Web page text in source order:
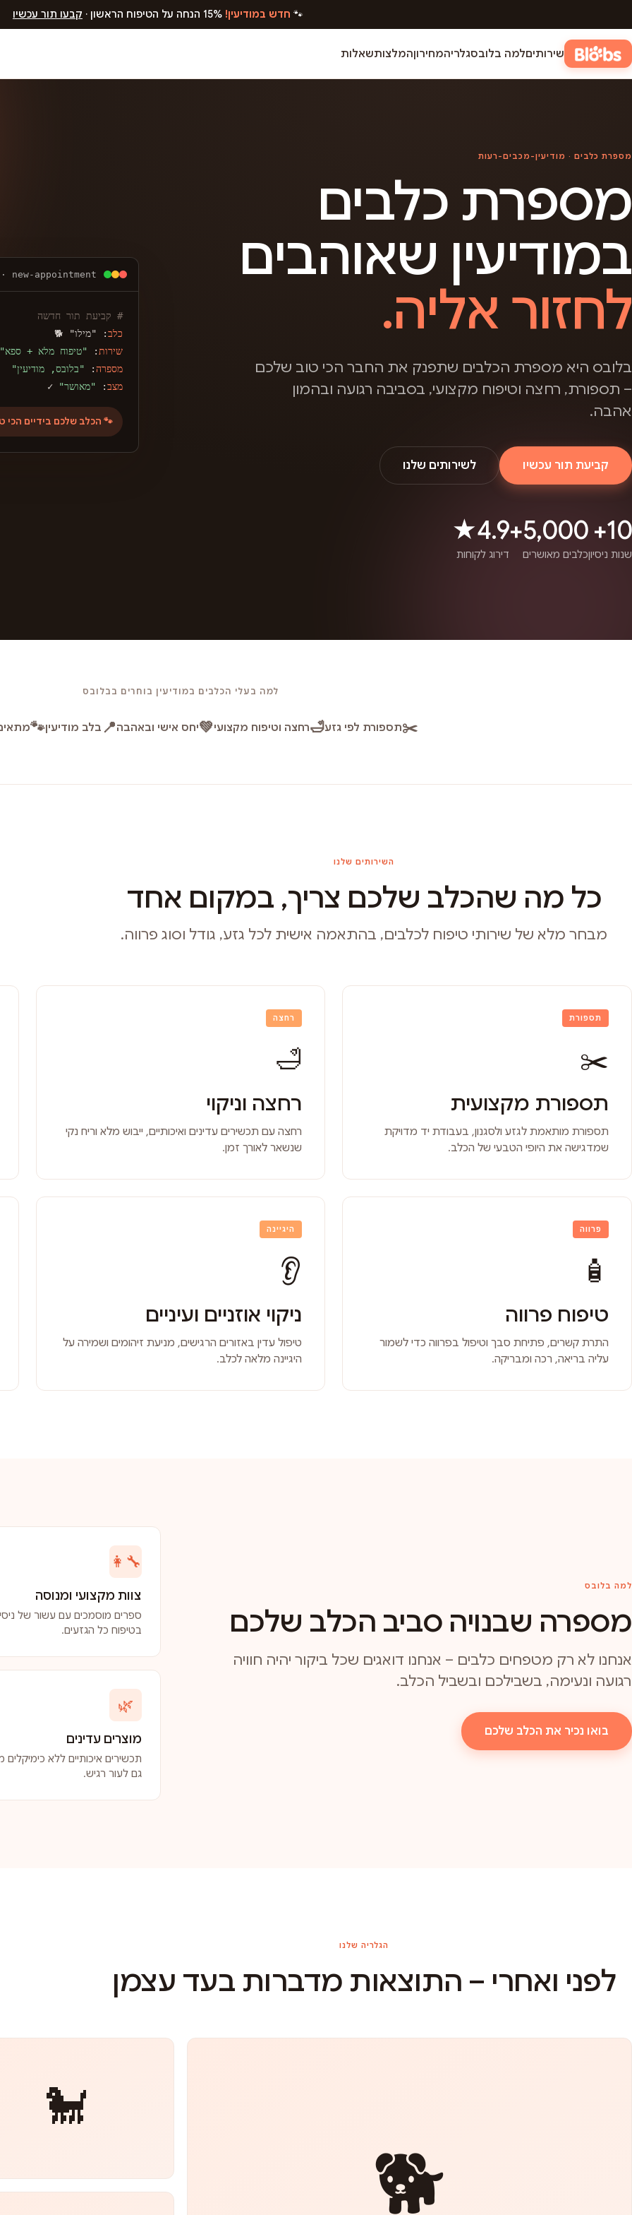
🐾 חדש במודיעין! קבעו תור עכשיו
שירותיםלמה בלובסגלריהמחירוןהמלצותשאלות
מספרת כלבים · מודיעין-מכבים-רעות
מספרת כלבים
במודיעין שאוהבים
לחזור אליה.
בלובס היא מספרת הכלבים שתפנק את החבר הכי טוב שלכם
– תספורת, רחצה וטיפוח מקצועי, בסביבה רגועה ובהמון
אהבה.
קביעת תור עכשיו לשירותים שלנו
10+
שנות ניסיון
5,000+
כלבים מאושרים
4.9★
דירוג לקוחות
new-appointment
# קביעת תור חדשה
כלב: "מילו" 🐕
שירות : "טיפוח מלא + ספא"
מספרה: "בלובס, מודיעין"
מצב: "מאושר" ✓
🐾 הכלב שלכם בידיים הכי
למה בעלי הכלבים במודיעין בוחרים בבלובס
✂️תספורת לפי גזע🛁רחצה וטיפוח מקצועי💚יחס אישי ובאהבה📍 בלב מודיעין🐾
השירותים שלנו
כל מה שהכלב שלכם צריך, במקום אחד
מבחר מלא של שירותי טיפוח לכלבים, בהתאמה אישית לכל גזע, גודל וסוג פרווה.
תספורת
✂️
תספורת מקצועית
תספורת מותאמת לגזע ולסגנון, בעבודת יד מדויקת
שמדגישה את היופי הטבעי של הכלב.
רחצה
🛁
רחצה וניקוי
רחצה עם תכשירים עדינים ואיכותיים, ייבוש מלא וריח נקי
שנשאר לאורך זמן.
פרווה
🧴
טיפוח פרווה
התרת קשרים, פתיחת סבך וטיפול בפרווה כדי לשמור
עליה בריאה, רכה ומבריקה.
היגיינה
👂
ניקוי אוזניים ועיניים
טיפול עדין באזורים הרגישים, מניעת זיהומים ושמירה על
היגיינה מלאה לכלב.
למה בלובס
מספרה שבנויה סביב הכלב שלכם
אנחנו לא רק מטפחים כלבים – אנחנו דואגים שכל ביקור יהיה חוויה
רגועה ונעימה, בשבילכם ובשביל הכלב.
בואו נכיר את הכלב שלכם
👩‍🔧
צוות מקצועי ומנוסה
ספרים מוסמכים עם עשור של
בטיפוח כל הגזעים.
🌿
מוצרים עדינים
תכשירים איכותיים ללא כימיקלים
גם לעור רגיש.
הגלריה שלנו
לפני ואחרי – התוצאות מדברות בעד עצמן
🐕
🐩